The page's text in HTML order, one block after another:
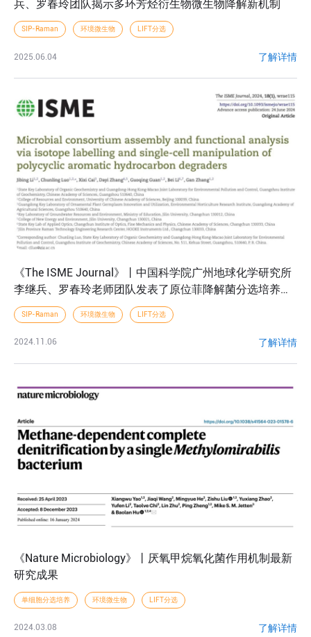
兵、罗春玲团队揭示多环芳烃衍生物微生物降解新机制
SIP-Raman 环境微生物 LIFT分选
2025.06.04 了解详情
《The ISME Journal》丨中国科学院广州地球化学研究所
李继兵、罗春玲老师团队发表了原位菲降解菌分选培养新
思路
SIP-Raman 环境微生物 LIFT分选
2024.11.06 了解详情
《Nature Microbiology》丨厌氧甲烷氧化菌作用机制最新
研究成果
单细胞分选培养 环境微生物 LIFT分选
2024.03.08 了解详情